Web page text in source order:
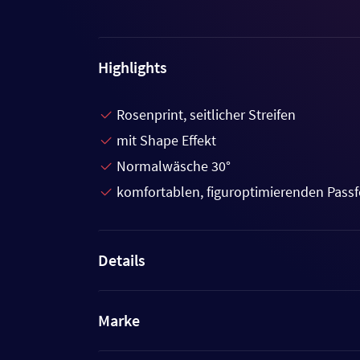
Highlights
Rosenprint, seitlicher Streifen
mit Shape Effekt
Normalwäsche 30°
komfortablen, figuroptimierenden
Details
Marke